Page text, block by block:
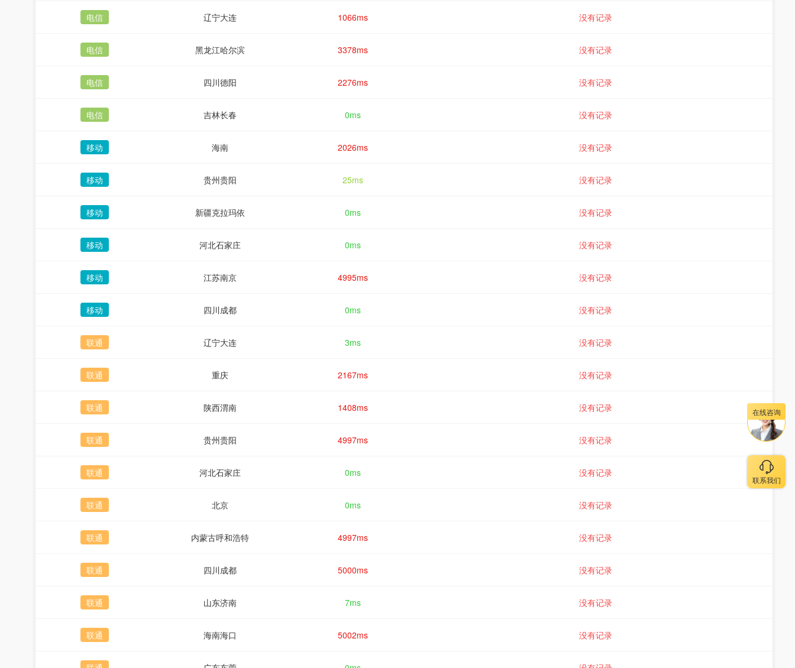
电信 辽宁大连 1066ms 没有记录
电信 黑龙江哈尔滨 3378ms 没有记录
电信 四川德阳 2276ms 没有记录
电信 吉林长春 0ms 没有记录
移动 海南 2026ms 没有记录
移动 贵州贵阳 25ms 没有记录
移动 新疆克拉玛依 0ms 没有记录
移动 河北石家庄 0ms 没有记录
移动 江苏南京 4995ms 没有记录
移动 四川成都 0ms 没有记录
联通 辽宁大连 3ms 没有记录
联通 重庆 2167ms 没有记录
联通 陕西渭南 1408ms 没有记录
联通 贵州贵阳 4997ms 没有记录
联通 河北石家庄 0ms 没有记录
联通 北京 0ms 没有记录
联通 内蒙古呼和浩特 4997ms 没有记录
联通 四川成都 5000ms 没有记录
联通 山东济南 7ms 没有记录
联通 海南海口 5002ms 没有记录
在线咨询
联系我们